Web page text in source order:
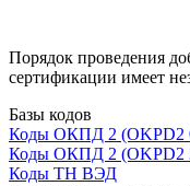
Порядок проведения
сертификации имеет
Базы кодов
Коды ОКПД 2 (OKPD2
Коды ОКПД 2 (OKPD2
Коды ТН ВЭД